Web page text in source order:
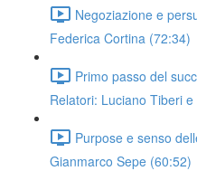
Negoziazione e
Federica Cortina (72:34)
Primo passo del
Relatori: Luciano Tiberi
Purpose e senso
Gianmarco Sepe (60:52)